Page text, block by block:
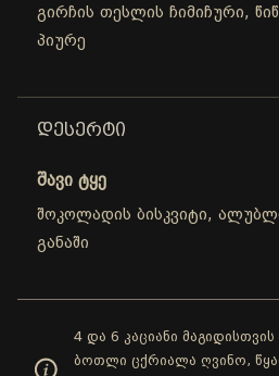
გირჩის თესლის ჩიმიჩური,
პიურე
ᲓᲔᲡᲔᲠᲢᲘ
შავი ტყე
შოკოლადის ბისკვიტი,
განაში
4 და 6 კაციანი
ბოთლი ცქრიალა ღვინო,